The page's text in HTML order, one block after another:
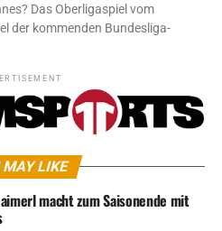
Das Oberligaspiel vom
der kommenden Bundesliga-
MAY LIKE
macht zum Saisonende mit